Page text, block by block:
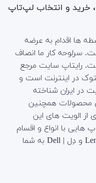
، خرید و انتخاب لپ‌تاپ
ها اقدام به عرضه
سرلوحه کار ما انصاف
رایتاپ سایت مرجع
در اینترنت است و
فعالیت در ایران شناخته
محصولات همچنین
الویت های این
هایی با انواع و اقسام
برندهایی نظیر اچ پی | HP لنوو | Lenovo و دِل | Dell به شما